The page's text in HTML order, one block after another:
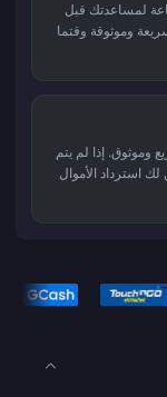
لمساعدتك قبل
وموثوقة وقتما
وموثوق. إذا لم يتم
استرداد الأموال